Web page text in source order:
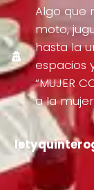
Algo que
moto,
hasta la
espacios
“MUJER
a la mujer